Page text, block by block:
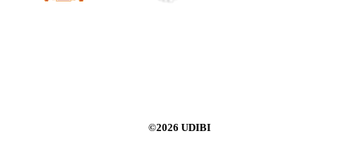
©2026 UDIBI